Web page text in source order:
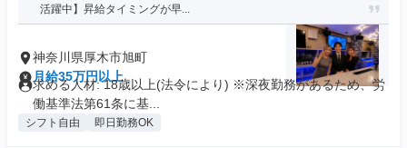
活躍中】昇給タイミングが早...
神奈川県厚木市旭町
月給35万円以上
求める人材: 18歳以上(法令により) ※深夜勤務があるため、労
働基準法第61条に基...
シフト自由 即日勤務OK